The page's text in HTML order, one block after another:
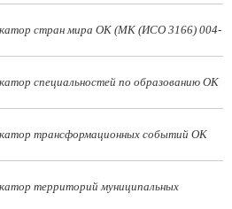
стран мира ОК (МК (ИСО 3166) 004-
специальностей по образованию ОК
трансформационных событий ОК
территорий муниципальных